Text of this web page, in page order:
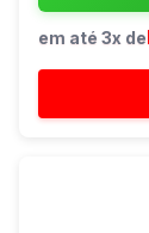
em até 3x de